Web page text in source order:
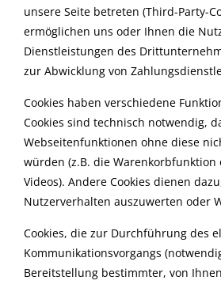
unsere Seite betreten (Third-Party-
ermöglichen uns oder Ihnen die
Dienstleistungen des
zur Abwicklung von
Cookies haben verschiedene
Cookies sind technisch notwendig,
Webseitenfunktionen ohne diese
würden (z.B. die Warenkorbfunktion
Videos). Andere Cookies dienen
Nutzerverhalten auszuwerten oder
Cookies, die zur Durchführung des
Kommunikationsvorgangs
Bereitstellung bestimmter, von